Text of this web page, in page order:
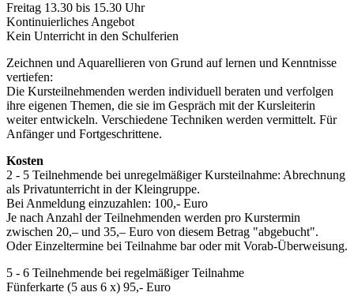
Freitag 13.30 bis 15.30 Uhr
Kontinuierliches Angebot
Kein Unterricht in den Schulferien
Zeichnen und Aquarellieren von Grund auf lernen und Kenntnisse
vertiefen:
Die Kursteilnehmenden werden individuell beraten und verfolgen
ihre eigenen Themen, die sie im Gespräch mit der Kursleiterin
weiter entwickeln. Verschiedene Techniken werden vermittelt. Für
Anfänger und Fortgeschrittene.
Kosten
2 - 5 Teilnehmende bei unregelmäßiger Kursteilnahme: Abrechnung
als Privatunterricht in der Kleingruppe.
Bei Anmeldung einzuzahlen: 100,- Euro
Je nach Anzahl der Teilnehmenden werden pro Kurstermin
zwischen 20,– und 35,– Euro von diesem Betrag "abgebucht".
Oder Einzeltermine bei Teilnahme bar oder mit Vorab-Überweisung.
5 - 6 Teilnehmende bei regelmäßiger Teilnahme
Fünferkarte (5 aus 6 x) 95,- Euro